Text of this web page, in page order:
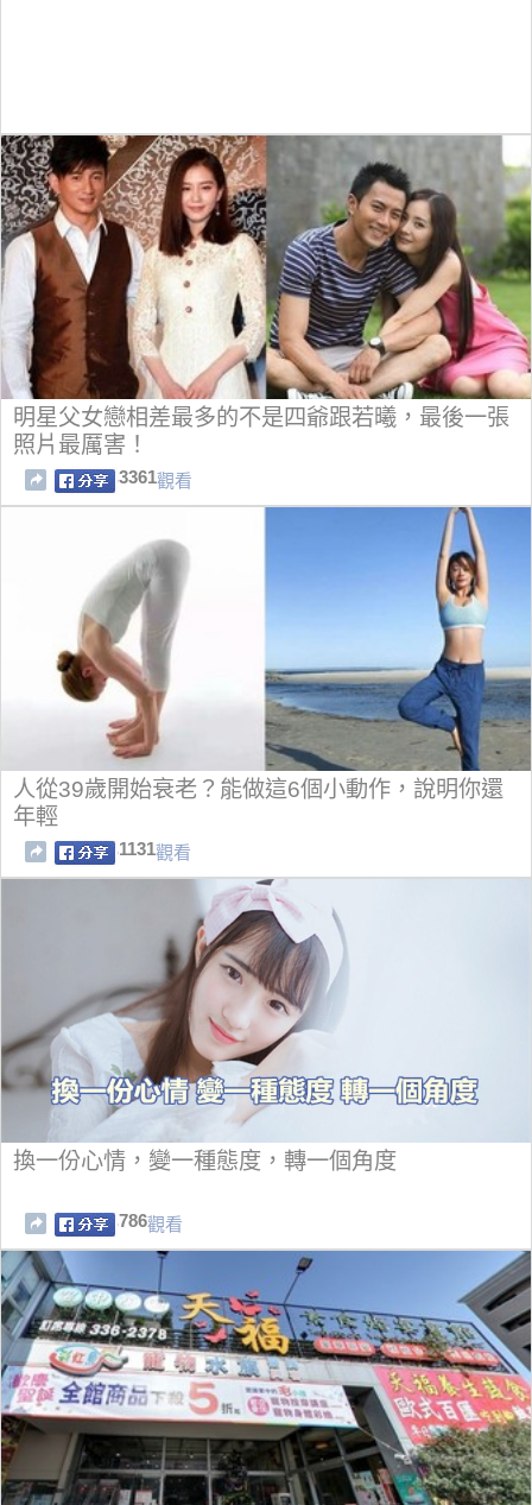
明星父女戀相差最多的不是四爺跟若曦，最後一張
照片最厲害！
3361觀看
人從39歲開始衰老？能做這6個小動作，說明你還
年輕
1131觀看
換一份心情，變一種態度，轉一個角度
786觀看